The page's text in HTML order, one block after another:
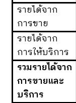
รายได้จาก
การขาย
รายได้จาก
การให้บริการ
รวมรายได้จาก
การขายและ
บริการ